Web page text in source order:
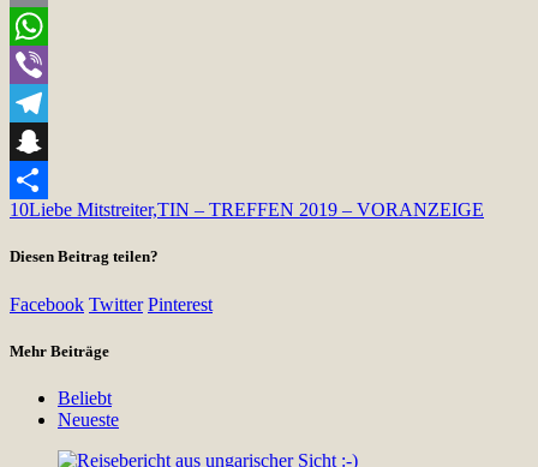
Email
WhatsApp
Viber
Telegram
Snapchat
Teilen
10Liebe Mitstreiter,TIN – TREFFEN 2019 – VORANZEIGE
Diesen Beitrag teilen?
Facebook Twitter Pinterest
Mehr Beiträge
Beliebt
Neueste